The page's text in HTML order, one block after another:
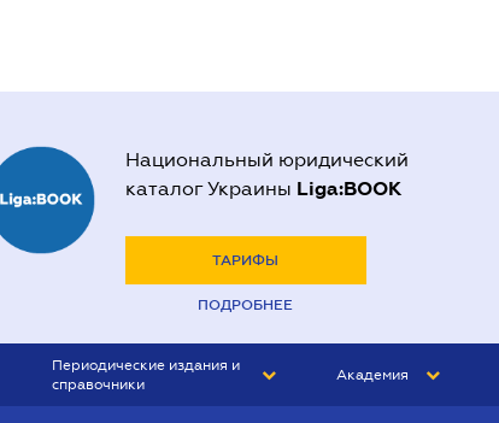
Национальный юридический
каталог Украины Liga:BOOK
ТАРИФЫ
ПОДРОБНЕЕ
Периодические издания и
справочники
Академия